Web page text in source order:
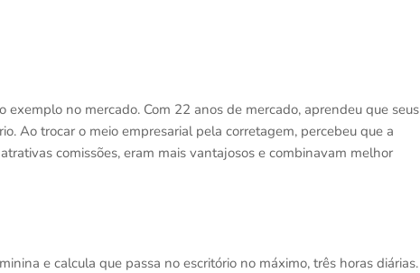
exemplo no mercado. Com 22 anos de mercado, aprendeu que seus
Ao trocar o meio empresarial pela corretagem, percebeu que a
comissões, eram mais vantajosos e combinavam melhor
e calcula que passa no escritório no máximo, três horas diárias.